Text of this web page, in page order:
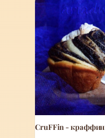
CruFFin - краффин